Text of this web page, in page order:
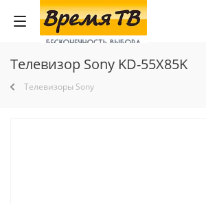
Телевизор Sony KD-55X85K
Телевизоры Sony